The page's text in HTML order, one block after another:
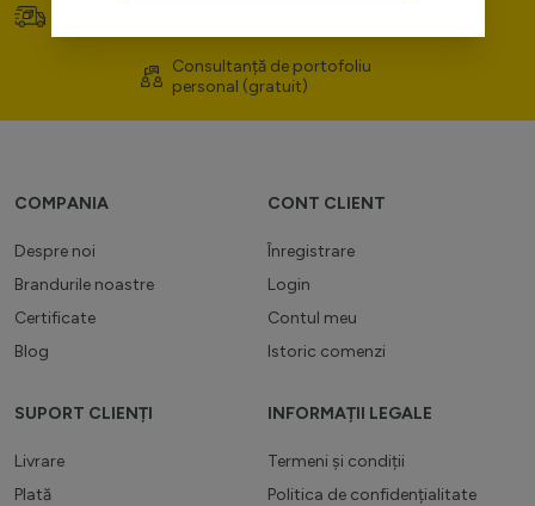
Consultanță de portofoliu
personal (gratuit)
COMPANIA
Despre noi
Brandurile noastre
Certificate
Blog
CONT CLIENT
Înregistrare
Login
Contul meu
Istoric comenzi
SUPORT CLIENȚI
Livrare
Plată
INFORMAȚII LEGALE
Termeni și condiții
Politica de confidențialitate